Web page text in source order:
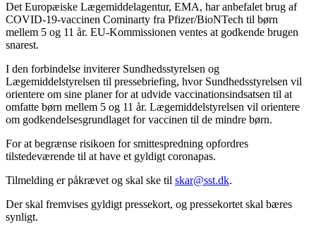
Det Europæiske Lægemiddelagentur, EMA, har anbefalet brug af
COVID-19-vaccinen Cominarty fra Pfizer/BioNTech til børn
mellem 5 og 11 år. EU-Kommissionen ventes at godkende brugen
snarest.
I den forbindelse inviterer Sundhedsstyrelsen og
Lægemiddelstyrelsen til pressebriefing, hvor Sundhedsstyrelsen vil
orientere om sine planer for at udvide vaccinationsindsatsen til at
omfatte børn mellem 5 og 11 år. Lægemiddelstyrelsen vil orientere
om godkendelsesgrundlaget for vaccinen til de mindre børn.
For at begrænse risikoen for smittespredning opfordres
tilstedeværende til at have et gyldigt coronapas.
Tilmelding er påkrævet og skal ske til skar@sst.dk.
Der skal fremvises gyldigt pressekort, og pressekortet skal bæres
synligt.